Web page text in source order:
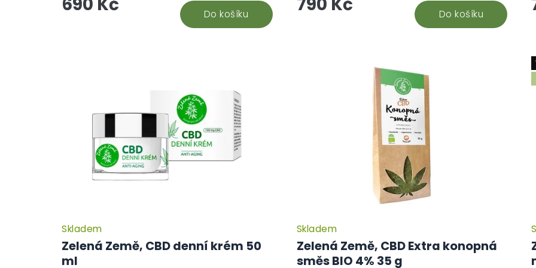
Do košíku Do košíku
Zelená Země, CBD denní krém 50
ml
Skladem
Zelená Země, CBD Extra konopná
směs BIO 4% 35 g
Skladem